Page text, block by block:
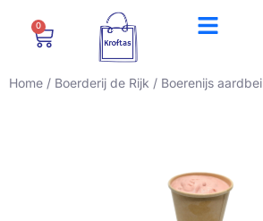
0
Home / Boerderij de Rijk / Boerenijs aardbei